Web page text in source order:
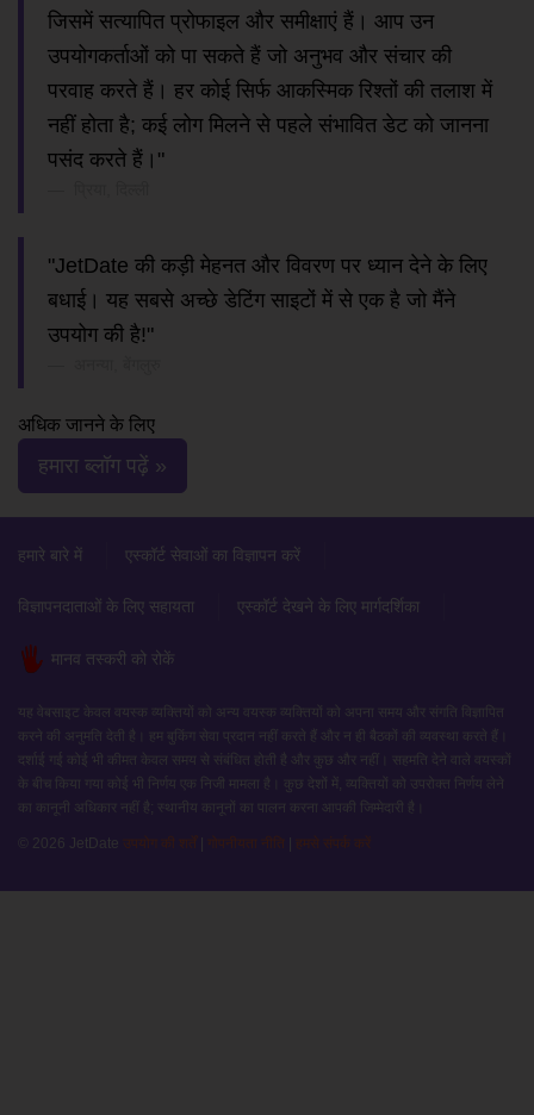
जिसमें सत्यापित प्रोफाइल और समीक्षाएं हैं। आप उन
उपयोगकर्ताओं को पा सकते हैं जो अनुभव और संचार की
परवाह करते हैं। हर कोई सिर्फ आकस्मिक रिश्तों की तलाश में
नहीं होता है; कई लोग मिलने से पहले संभावित डेट को जानना
पसंद करते हैं।"
"JetDate की कड़ी मेहनत और विवरण पर ध्यान देने के लिए
बधाई। यह सबसे अच्छे डेटिंग साइटों में से एक है जो मैंने
उपयोग की है!"
अधिक जानने के लिए
हमारा ब्लॉग पढ़ें »
हमारे बारे में एस्कॉर्ट सेवाओं का विज्ञापन करें
विज्ञापनदाताओं के लिए सहायता एस्कॉर्ट देखने के लिए मार्गदर्शिका
मानव तस्करी को रोकें
यह वेबसाइट केवल वयस्क व्यक्तियों को अन्य वयस्क व्यक्तियों को अपना समय और संगति विज्ञापित
करने की अनुमति देती है। हम बुकिंग सेवा प्रदान नहीं करते हैं और न ही बैठकों की व्यवस्था करते हैं।
दर्शाई गई कोई भी कीमत केवल समय से संबंधित होती है और कुछ और नहीं। सहमति देने वाले वयस्कों
के बीच किया गया कोई भी निर्णय एक निजी मामला है। कुछ देशों में, व्यक्तियों को उपरोक्त निर्णय लेने
का कानूनी अधिकार नहीं है; स्थानीय कानूनों का पालन करना आपकी जिम्मेदारी है।
© 2026 JetDate उपयोग की शर्तें गोपनीयता नीति हमसे संपर्क करें